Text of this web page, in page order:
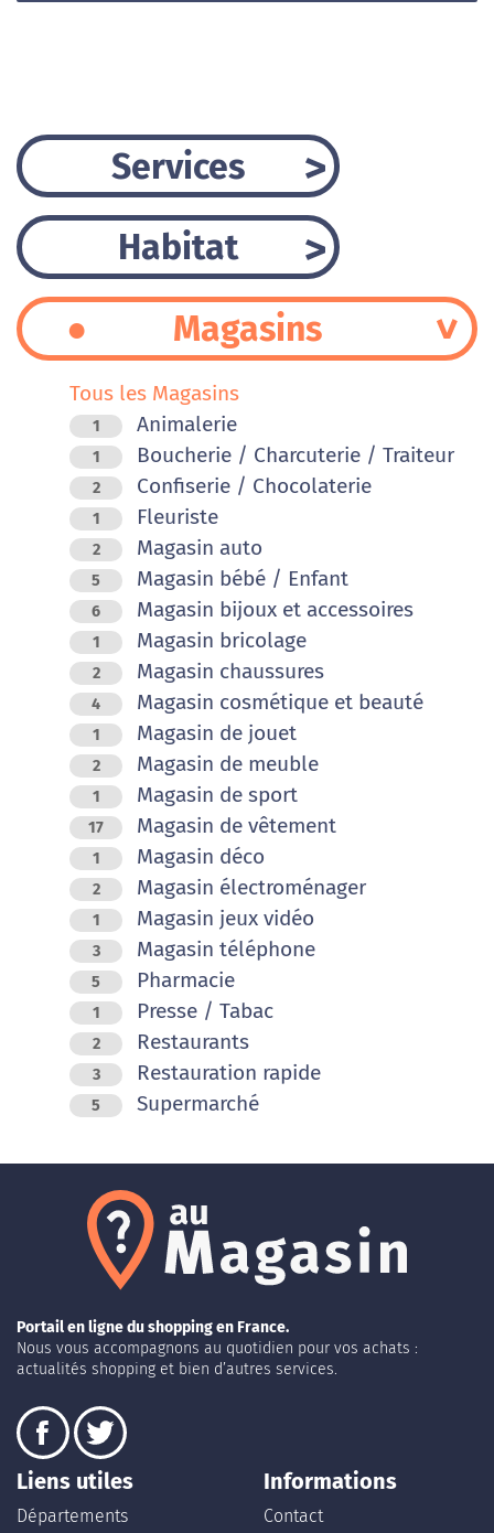
Services
Habitat
Magasins
Tous les Magasins
1 Animalerie
1 Boucherie / Charcuterie / Traiteur
2 Confiserie / Chocolaterie
1 Fleuriste
2 Magasin auto
5 Magasin bébé / Enfant
6 Magasin bijoux et accessoires
1 Magasin bricolage
2 Magasin chaussures
4 Magasin cosmétique et beauté
1 Magasin de jouet
2 Magasin de meuble
1 Magasin de sport
17 Magasin de vêtement
1 Magasin déco
2 Magasin électroménager
1 Magasin jeux vidéo
3 Magasin téléphone
5 Pharmacie
1 Presse / Tabac
2 Restaurants
3 Restauration rapide
5 Supermarché
Portail en ligne du shopping en France.
Nous vous accompagnons au quotidien pour vos achats :
actualités shopping et bien d’autres services.
Liens utiles
Départements
Informations
Contact